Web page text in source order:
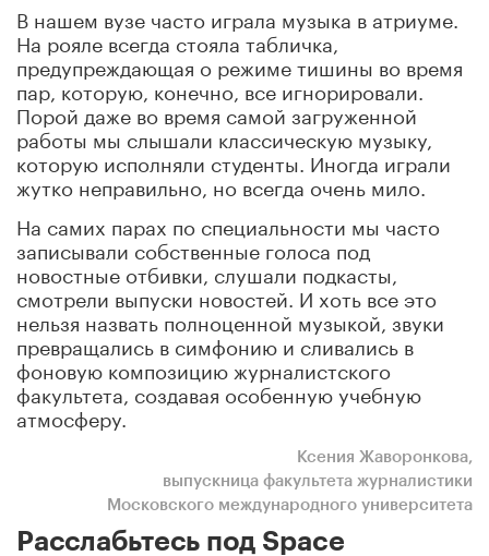
В нашем вузе часто играла музыка в атриуме.
На рояле всегда стояла табличка,
предупреждающая о режиме тишины во время
пар, которую, конечно, все игнорировали.
Порой даже во время самой загруженной
работы мы слышали классическую музыку,
которую исполняли студенты. Иногда играли
жутко неправильно, но всегда очень мило.
На самих парах по специальности мы часто
записывали собственные голоса под
новостные отбивки, слушали подкасты,
смотрели выпуски новостей. И хоть все это
нельзя назвать полноценной музыкой, звуки
превращались в симфонию и сливались в
фоновую композицию журналистского
факультета, создавая особенную учебную
атмосферу.
Ксения Жаворонкова,
выпускница факультета журналистики
Московского международного университета
Расслабьтесь под Space